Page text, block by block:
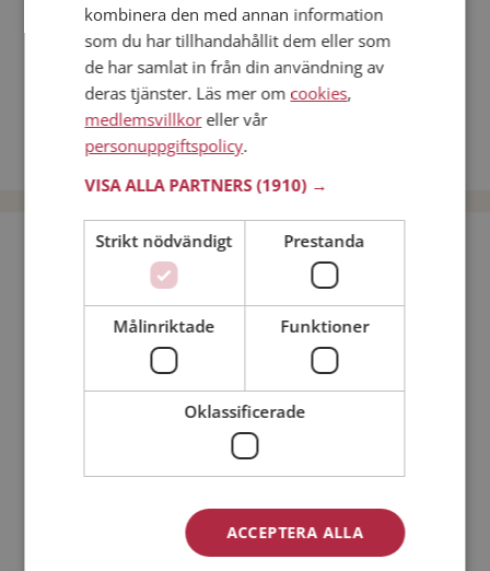
Fler singlar
Fler singelmän från Sundbyberg: Eme,Semo,Matti
Kvinnor från Sundbyberg
Dejta kvinnor i Sverige
Dejta män i Sverige
Bli medlem utan kostnad!
Jag är en: Man Kvinna
Min ålder:
kombinera den med annan information
som du har tillhandahållit dem eller som
de har samlat in från din användning av
deras tjänster. Läs mer om cookies,
medlemsvillkoreller vår
personuppgiftspolicy.
VISA ALLA PARTNERS(1910) →
Strikt nödvändigt Prestanda
Målinriktade Funktioner
Oklassificerade
ACCEPTERA ALLA